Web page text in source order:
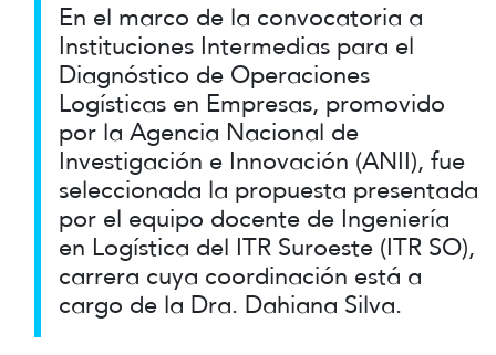
En el marco de la convocatoria a
Instituciones Intermedias para el
Diagnóstico de Operaciones
Logísticas en Empresas, promovido
por la Agencia Nacional de
Investigación e Innovación (ANII), fue
seleccionada la propuesta presentada
por el equipo docente de Ingeniería
en Logística del ITR Suroeste (ITR SO),
carrera cuya coordinación está a
cargo de la Dra. Dahiana Silva.